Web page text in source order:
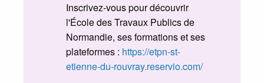
Inscrivez-vous pour découvrir
l'École des Travaux Publics de
Normandie, ses formations et ses
plateformes : https://etpn-st-
etienne-du-rouvray.reservio.com/